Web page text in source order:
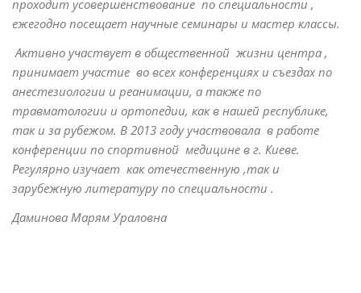
проходит усовершенствование по специальности ,
ежегодно посещает научные семинары и мастер классы.
Активно участвует в общественной жизни центра ,
принимает участие во всех конференциях и съездах по
анестезиологии и реанимации, а также по
травматологии и ортопедии, как в нашей республике,
так и за рубежом. В 2013 году участвовала в работе
конференции по спортивной медицине в г. Киеве.
Регулярно изучает как отечественную ,так и
зарубежную литературу по специальности .
Даминова Марям Ураловна